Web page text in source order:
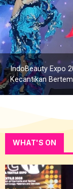
IndoBeauty Expo
Kecantikan
WHAT'S ON